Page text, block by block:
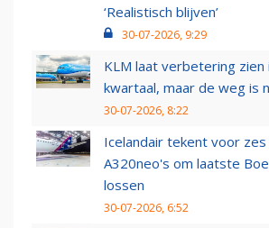
‘Realistisch blijven’
30-07-2026, 9:29
KLM laat verbetering
kwartaal, maar de weg is
30-07-2026, 8:22
Icelandair tekent voor
A320neo's om laatste
lossen
30-07-2026, 6:52